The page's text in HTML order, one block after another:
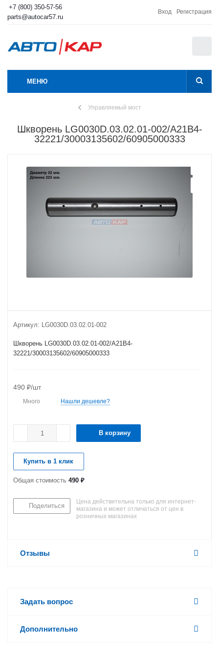
+7 (800) 350-57-56
parts@autocar57.ru
Вход Регистрация
МЕНЮ
Управляемый мост
Шкворень LG0030D.03.02.01-002/A21B4-
32221/30003135602/60905000333
Артикул: LG0030D.03.02.01-002
Шкворень LG0030D.03.02.01-002/A21B4-
32221/30003135602/60905000333
490 ₽/шт
Много Нашли дешевле?
В корзину
Купить в 1 клик
Общая стоимость 490 ₽
Поделиться
Цена действительна только для интернет-
магазина и может отличаться от цен в
розничных магазинах
Отзывы
Задать вопрос
Дополнительно